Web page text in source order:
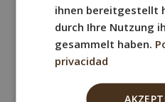
Betrieb und
ihnen bereitgestellt
durch Ihre Nutzung
gesammelt haben.
privacidad